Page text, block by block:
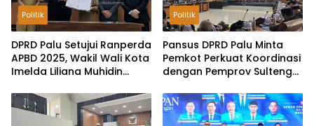
Politik
DPRD Palu Setujui Ranperda
APBD 2025, Wakil Wali Kota
Imelda Liliana Muhidin
Keuangan Terus Dibenahi
Politik
Pansus DPRD Palu Minta
Pemkot Perkuat Koordinasi
dengan Pemprov Sulteng
Pemungutan Pajak
Tambang